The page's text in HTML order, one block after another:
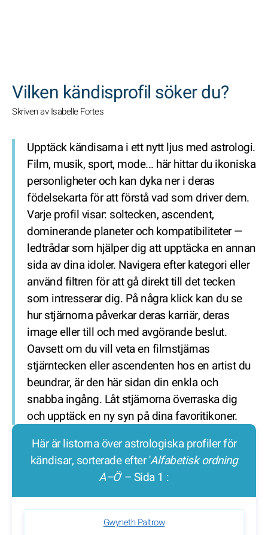
Vilken kändisprofil söker du?
Skriven av Isabelle Fortes
Upptäck kändisarna i ett nytt ljus med astrologi.
Film, musik, sport, mode... här hittar du ikoniska
personligheter och kan dyka ner i deras
födelsekarta för att förstå vad som driver dem.
Varje profil visar: soltecken, ascendent,
dominerande planeter och kompatibiliteter —
ledtrådar som hjälper dig att upptäcka en annan
sida av dina idoler. Navigera efter kategori eller
använd filtren för att gå direkt till det tecken
som intresserar dig. På några klick kan du se
hur stjärnorna påverkar deras karriär, deras
image eller till och med avgörande beslut.
Oavsett om du vill veta en filmstjärnas
stjärntecken eller ascendenten hos en artist du
beundrar, är den här sidan din enkla och
snabba ingång. Låt stjärnorna överraska dig
och upptäck en ny syn på dina favoritikoner.
Här är listorna över astrologiska profiler för
kändisar, sorterade efter 'Alfabetisk ordning
A–Ö' – Sida 1 :
Gwyneth Paltrow